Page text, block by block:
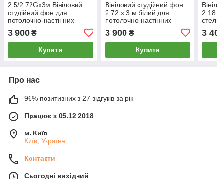
2.5/2.72Gх3м Вініловий
студійний фон для
потолочно-настінних
VINIL BD-PRO Premium
фотофон
3 900 ₴
Купити
Вініловий студійний фон
2.72 х 3 м білий для
потолочно-настінних
VINIL BD-PRO White
3 900₴
Купити
2.18
3
Про нас
96% позитивних з 27 відгуків за рік
Працює з 05.12.2018
м. Київ
Київ, Україна
Контакти
Сьогодні вихідний